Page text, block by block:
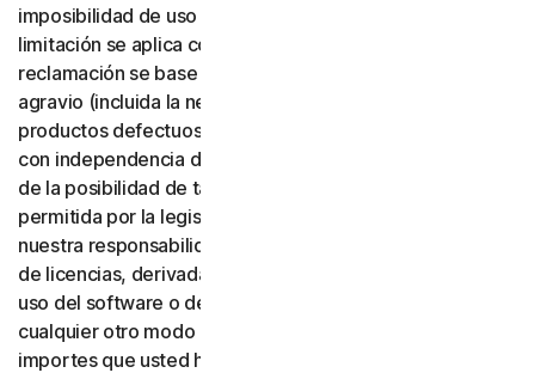
imposibilidad de uso del software o de los servicios. Esta
limitación se aplica con independencia de que su
reclamación se base en una garantía, un contrato, un
agravio (incluida la negligencia), la responsabilidad por
productos defectuosos o cualquier otra teoría legal, y
con independencia de que Gen haya sido advertida o no
de la posibilidad de tales daños. En la máxima medida
permitida por la legislación aplicable, en ningún caso
nuestra responsabilidad total o la de nuestros emisores
de licencias, derivada del uso o de la imposibilidad de
uso del software o de los servicios, o relacionada de
cualquier otro modo con estas condiciones, superará los
importes que usted haya pagado o deba pagar a